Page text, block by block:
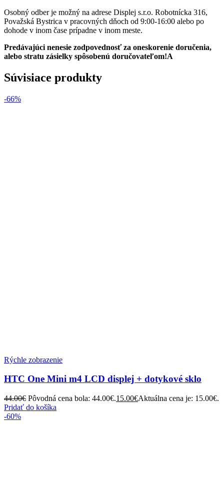
Osobný odber je možný na adrese Displej s.r.o. Robotnícka 316,
Považská Bystrica v pracovných dňoch od 9:00-16:00 alebo po
dohode v inom čase prípadne v inom meste.
Predávajúci nenesie zodpovednosť za oneskorenie doručenia,
alebo stratu zásielky spôsobenú doručovateľom!A
Súvisiace produkty
-66%
Rýchle zobrazenie
HTC One Mini m4 LCD displej + dotykové sklo
44.00€ Pôvodná cena bola: 44.00€.15.00€Aktuálna cena je: 15.00€.
Pridať do košíka
-60%